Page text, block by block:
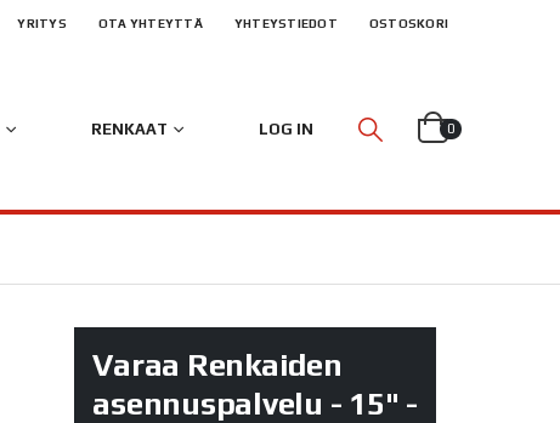
YRITYS OTA YHTEYTTÄ YHTEYSTIEDOT OSTOSKORI
RENKAAT LOG IN 0
Varaa Renkaiden
asennuspalvelu - 15" -